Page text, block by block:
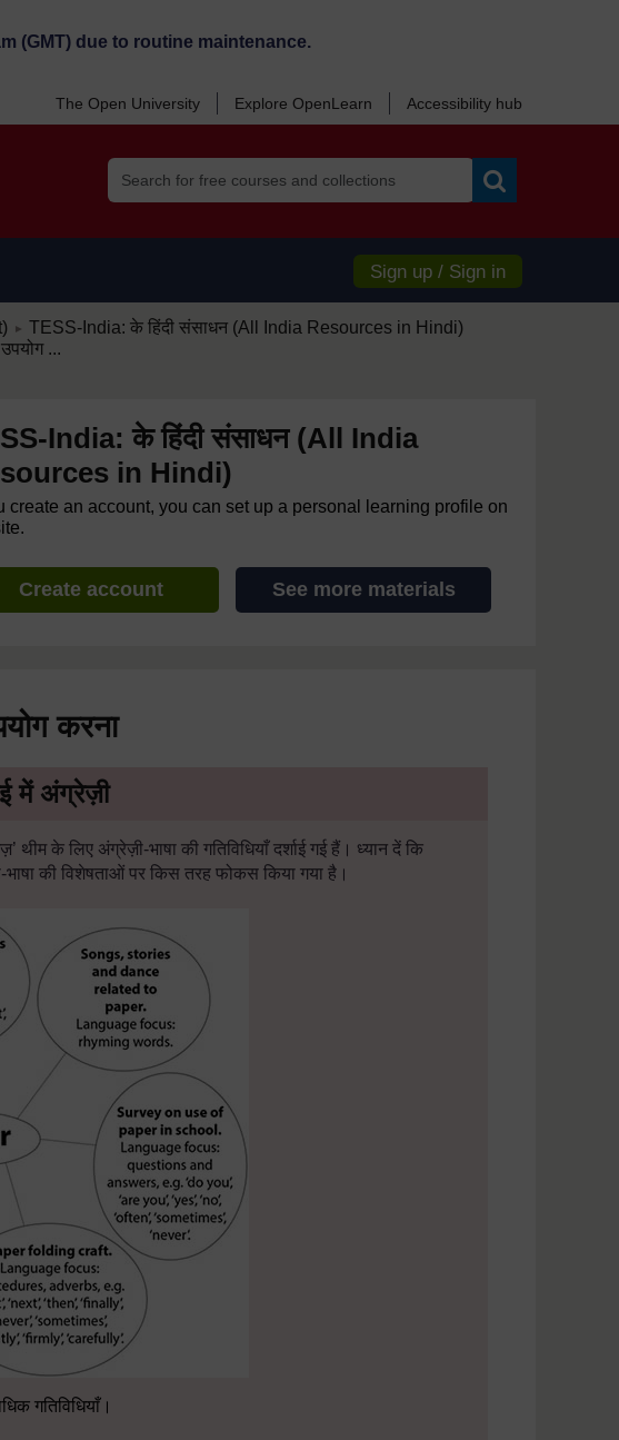
(GMT) due to routine maintenance.
The Open University Explore OpenLearn Accessibility hub
Sign up / Sign in
► TESS-India: के हिंदी संसाधन (All India Resources in Hindi)
...
India: के हिंदी संसाधन (All India
in Hindi)
create an account, you can set up a personal learning profile on
Create account See more materials
करना
में अंग्रेज़ी
थीम के लिए अंग्रेज़ी-भाषा की गतिविधियाँ दर्शाई गई हैं। ध्यान दें कि
भाषा की विशेषताओं पर किस तरह फोकस किया गया है।
गतिविधियाँ।